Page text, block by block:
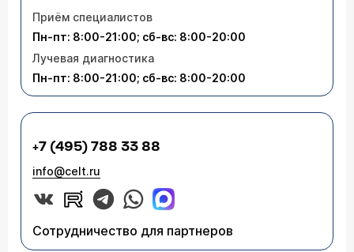
Приём специалистов
Пн-пт: 8:00-21:00; сб-вс: 8:00-20:00
Лучевая диагностика
Пн-пт: 8:00-21:00; сб-вс: 8:00-20:00
+7 (495) 788 33 88
info@celt.ru
Сотрудничество для партнеров